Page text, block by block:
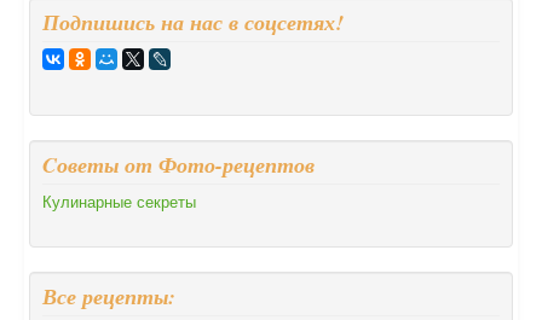
Подпишись на нас в соцсетях!
Cоветы от Фото-рецептов
Кулинарные секреты
Все рецепты: